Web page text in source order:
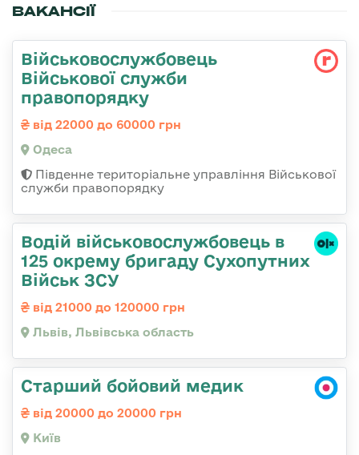
ВАКАНСІЇ
Військовослужбовець
Військової служби
правопорядку
від 22000 до 60000 грн
Одеса
Південне територіальне управління Військової
служби правопорядку
Водій військовослужбовець в
125 окрему бригаду Сухопутних
Військ ЗСУ
від 21000 до 120000 грн
Львів, Львівська область
Старший бойовий медик
від 20000 до 20000 грн
Київ